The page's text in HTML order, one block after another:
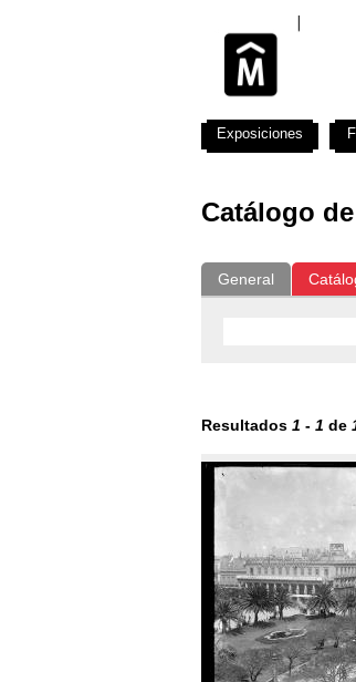
Catálogo
General
Resultados 1 - 1 de
Exposiciones